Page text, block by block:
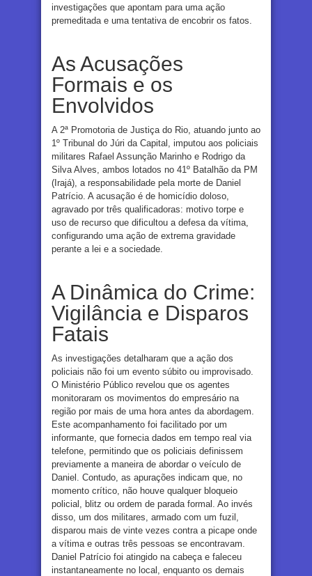
investigações que apontam para uma ação
premeditada e uma tentativa de encobrir os fatos.
As Acusações
Formais e os
Envolvidos
A 2ª Promotoria de Justiça do Rio, atuando junto ao
1º Tribunal do Júri da Capital, imputou aos policiais
militares Rafael Assunção Marinho e Rodrigo da
Silva Alves, ambos lotados no 41º Batalhão da PM
(Irajá), a responsabilidade pela morte de Daniel
Patrício. A acusação é de homicídio doloso,
agravado por três qualificadoras: motivo torpe e
uso de recurso que dificultou a defesa da vítima,
configurando uma ação de extrema gravidade
perante a lei e a sociedade.
A Dinâmica do Crime:
Vigilância e Disparos
Fatais
As investigações detalharam que a ação dos
policiais não foi um evento súbito ou improvisado.
O Ministério Público revelou que os agentes
monitoraram os movimentos do empresário na
região por mais de uma hora antes da abordagem.
Este acompanhamento foi facilitado por um
informante, que fornecia dados em tempo real via
telefone, permitindo que os policiais definissem
previamente a maneira de abordar o veículo de
Daniel. Contudo, as apurações indicam que, no
momento crítico, não houve qualquer bloqueio
policial, blitz ou ordem de parada formal. Ao invés
disso, um dos militares, armado com um fuzil,
disparou mais de vinte vezes contra a picape onde
a vítima e outras três pessoas se encontravam.
Daniel Patrício foi atingido na cabeça e faleceu
instantaneamente no local, enquanto os demais